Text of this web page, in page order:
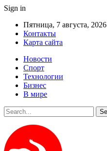
Sign in
Пятница, 7 августа, 2026
Контакты
Карта сайта
Новости
Спорт
Технологии
Бизнес
В мире